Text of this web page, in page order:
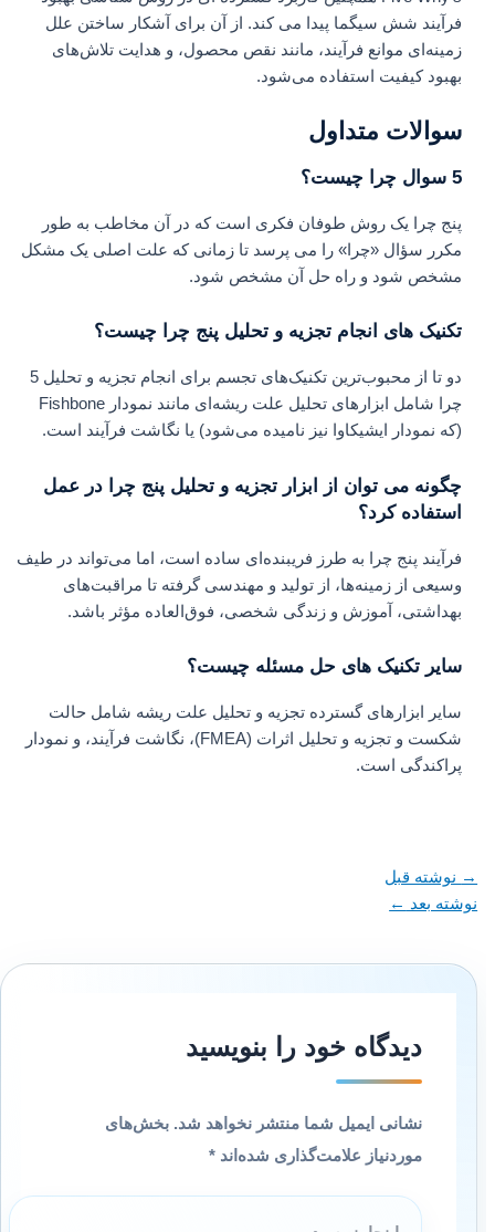
فرآیند شش سیگما پیدا می کند. از آن برای آشکار ساختن علل
زمینه‌ای موانع فرآیند، مانند نقص محصول، و هدایت تلاش‌های
بهبود کیفیت استفاده می‌شود.
سوالات متداول
5 سوال چرا چیست؟
پنج چرا یک روش طوفان فکری است که در آن مخاطب به طور
مکرر سؤال «چرا» را می پرسد تا زمانی که علت اصلی یک مشکل
مشخص شود و راه حل آن مشخص شود.
تکنیک های انجام تجزیه و تحلیل پنج چرا چیست؟
دو تا از محبوب‌ترین تکنیک‌های تجسم برای انجام تجزیه و تحلیل 5
چرا شامل ابزارهای تحلیل علت ریشه‌ای مانند نمودار Fishbone
(که نمودار ایشیکاوا نیز نامیده می‌شود) یا نگاشت فرآیند است.
چگونه می توان از ابزار تجزیه و تحلیل پنج چرا در عمل
استفاده کرد؟
فرآیند پنج چرا به طرز فریبنده‌ای ساده است، اما می‌تواند در طیف
وسیعی از زمینه‌ها، از تولید و مهندسی گرفته تا مراقبت‌های
بهداشتی، آموزش و زندگی شخصی، فوق‌العاده مؤثر باشد.
سایر تکنیک های حل مسئله چیست؟
سایر ابزارهای گسترده تجزیه و تحلیل علت ریشه شامل حالت
شکست و تجزیه و تحلیل اثرات (FMEA)، نگاشت فرآیند، و نمودار
پراکندگی است.
→نوشته قبل
نوشته بعد←
دیدگاه‌ خود را بنویسید
نشانی ایمیل شما منتشر نخواهد شد. بخش‌های
موردنیاز علامت‌گذاری شده‌اند*
اینجا